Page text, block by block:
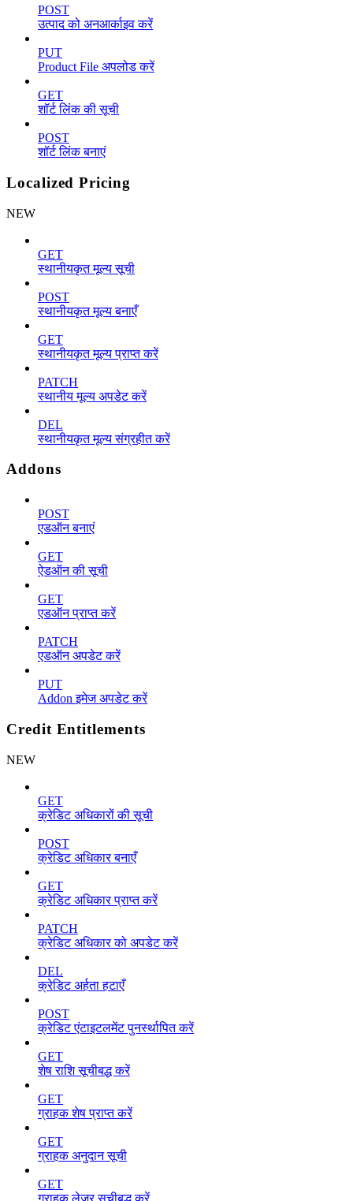
POST
उत्पाद को अनआर्काइव करें
PUT
Product File अपलोड करें
GET
शॉर्ट लिंक की सूची
POST
शॉर्ट लिंक बनाएं
Localized Pricing
NEW
GET
स्थानीयकृत मूल्य सूची
POST
स्थानीयकृत मूल्य बनाएँ
GET
स्थानीयकृत मूल्य प्राप्त करें
PATCH
स्थानीय मूल्य अपडेट करें
DEL
स्थानीयकृत मूल्य संग्रहीत करें
Addons
POST
एडऑन बनाएं
GET
ऐडऑन की सूची
GET
एडऑन प्राप्त करें
PATCH
एडऑन अपडेट करें
PUT
Addon इमेज अपडेट करें
Credit Entitlements
NEW
GET
क्रेडिट अधिकारों की सूची
POST
क्रेडिट अधिकार बनाएँ
GET
क्रेडिट अधिकार प्राप्त करें
PATCH
क्रेडिट अधिकार को अपडेट करें
DEL
क्रेडिट अर्हता हटाएँ
POST
क्रेडिट एंटाइटलमेंट पुनर्स्थापित करें
GET
शेष राशि सूचीबद्ध करें
GET
ग्राहक शेष प्राप्त करें
GET
ग्राहक अनुदान सूची
GET
ग्राहक लेजर सूचीबद्ध करें